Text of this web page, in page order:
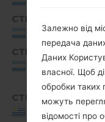
CTI
Argentina
CTI
Argentina
CTU
Uruguay
Залежно від
передача
Даних
власної. Щоб
обробки таких
можуть
відомості про